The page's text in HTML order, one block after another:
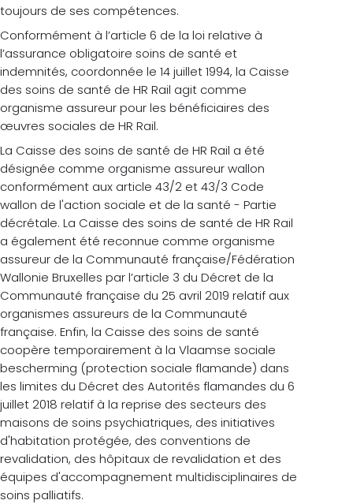
toujours de ses compétences.
Conformément à l’article 6 de la loi relative à
l’assurance obligatoire soins de santé et
indemnités, coordonnée le 14 juillet 1994, la Caisse
des soins de santé de HR Rail agit comme
organisme assureur pour les bénéficiaires des
œuvres sociales de HR Rail.
La Caisse des soins de santé de HR Rail a été
désignée comme organisme assureur wallon
conformément aux article 43/2 et 43/3 Code
wallon de l'action sociale et de la santé - Partie
décrétale. La Caisse des soins de santé de HR Rail
a également été reconnue comme organisme
assureur de la Communauté française/Fédération
Wallonie Bruxelles par l’article 3 du Décret de la
Communauté française du 25 avril 2019 relatif aux
organismes assureurs de la Communauté
française. Enfin, la Caisse des soins de santé
coopère temporairement à la Vlaamse sociale
bescherming (protection sociale flamande) dans
les limites du Décret des Autorités flamandes du 6
juillet 2018 relatif à la reprise des secteurs des
maisons de soins psychiatriques, des initiatives
d'habitation protégée, des conventions de
revalidation, des hôpitaux de revalidation et des
équipes d'accompagnement multidisciplinaires de
soins palliatifs.